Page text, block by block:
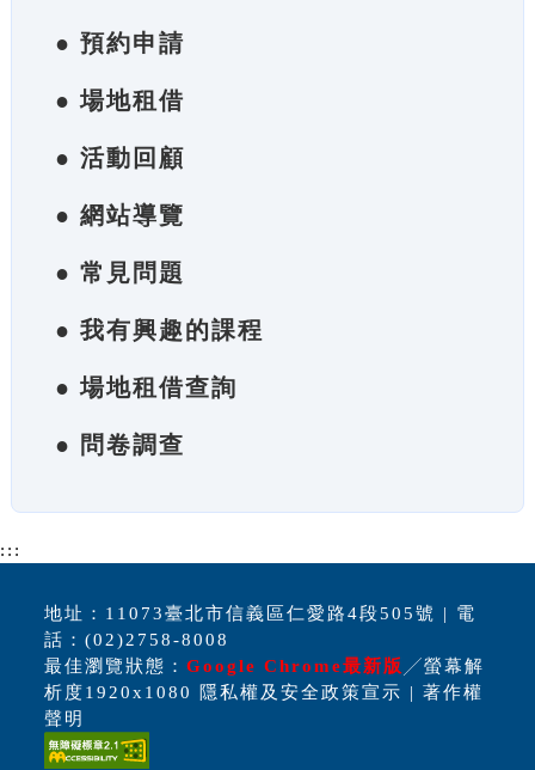
● 預約申請
● 場地租借
● 活動回顧
● 網站導覽
● 常見問題
● 我有興趣的課程
● 場地租借查詢
● 問卷調查
:::
地址：11073臺北市信義區仁愛路4段505號 | 電
話：(02)2758-8008
最佳瀏覽狀態：Google Chrome最新版 ╱螢幕解
析度1920x1080 隱私權及安全政策宣示 | 著作權
聲明